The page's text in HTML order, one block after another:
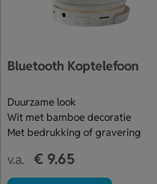
Bluetooth Koptelefoon
Duurzame look
Wit met bamboe decoratie
Met bedrukking of gravering
v.a. € 9.65